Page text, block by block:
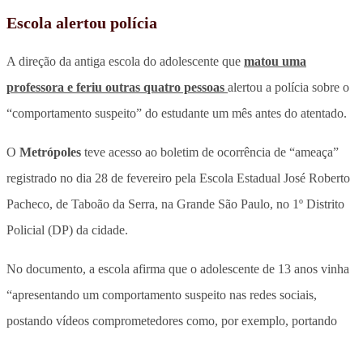
Escola alertou polícia
A direção da antiga escola do adolescente que matou uma
professora e feriu outras quatro pessoas alertou a polícia sobre o
“comportamento suspeito” do estudante um mês antes do atentado.
O Metrópoles teve acesso ao boletim de ocorrência de “ameaça”
registrado no dia 28 de fevereiro pela Escola Estadual José Roberto
Pacheco, de Taboão da Serra, na Grande São Paulo, no 1º Distrito
Policial (DP) da cidade.
No documento, a escola afirma que o adolescente de 13 anos vinha
“apresentando um comportamento suspeito nas redes sociais,
postando vídeos comprometedores como, por exemplo, portando